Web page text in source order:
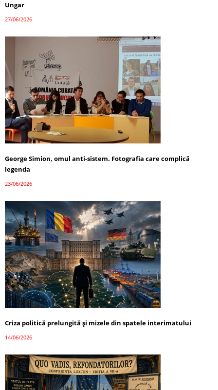
Ungar
27/06/2026
George Simion, omul anti-sistem. Fotografia care complică
legenda
23/06/2026
Criza politică prelungită și mizele din spatele interimatului
14/06/2026